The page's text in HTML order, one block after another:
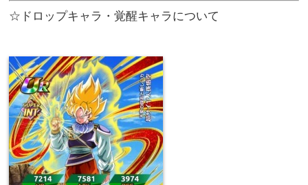
☆ドロップキャラ・覚醒キャラについて